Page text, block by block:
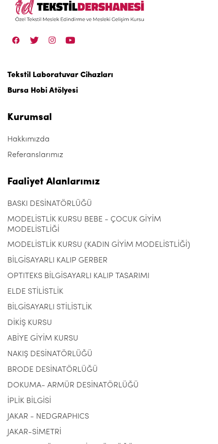
Tekstil Laboratuvar Cihazları
Bursa Hobi Atölyesi
Kurumsal
Hakkımızda
Referanslarımız
Faaliyet Alanlarımız
BASKI DESİNATÖRLÜĞÜ
MODELİSTLİK KURSU BEBE - ÇOCUK GİYİM
MODELİSTLİĞİ
MODELİSTLİK KURSU (KADIN GİYİM MODELİSTLİĞİ)
BİLGİSAYARLI KALIP GERBER
OPTITEKS BİLGİSAYARLI KALIP TASARIMI
ELDE STİLİSTLİK
BİLGİSAYARLI STİLİSTLİK
DİKİŞ KURSU
ABİYE GİYİM KURSU
NAKIŞ DESİNATÖRLÜĞÜ
BRODE DESİNATÖRLÜĞÜ
DOKUMA- ARMÜR DESİNATÖRLÜĞÜ
İPLİK BİLGİSİ
JAKAR - NEDGRAPHICS
JAKAR-SİMETRİ